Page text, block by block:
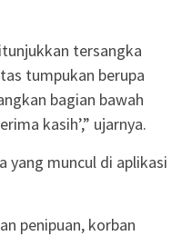
tersangka
tumpukan berupa
bagian bawah
kasih’,” ujarnya.
yang muncul di aplikasi
penipuan, korban